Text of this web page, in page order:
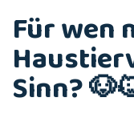
Für wen
Sinn?